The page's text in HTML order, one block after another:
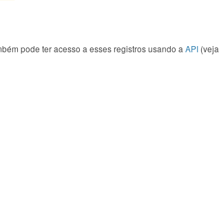
pode ter acesso a esses registros usando a API (veja